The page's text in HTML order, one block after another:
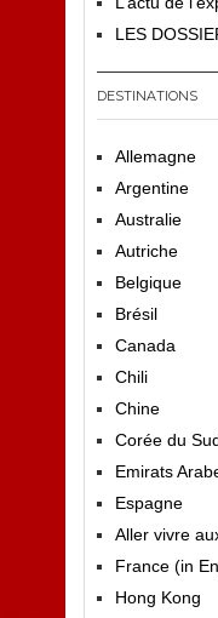
LES
DESTINATIONS
Allemagne
Argentine
Australie
Autriche
Belgique
Brésil
Canada
Chili
Chine
Corée du
Emirats
Espagne
Aller vivre
France (in
Hong Kong